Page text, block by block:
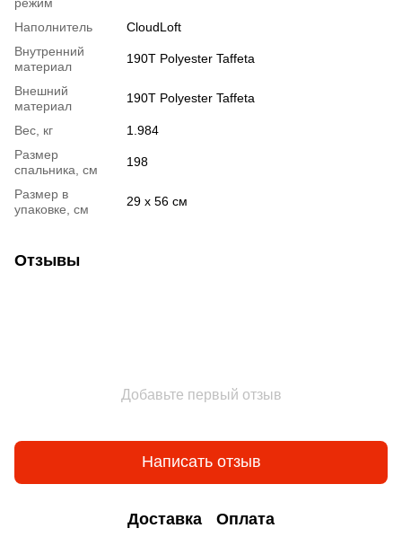
Наполнитель
CloudLoft
Внутренний
материал
190T Polyester Taffeta
Внешний
материал
190T Polyester Taffeta
Вес, кг
1.984
Размер
спальника, см
198
Размер в
упаковке, см
29 х 56 см
Отзывы
Добавьте первый отзыв
Написать отзыв
Доставка Оплата